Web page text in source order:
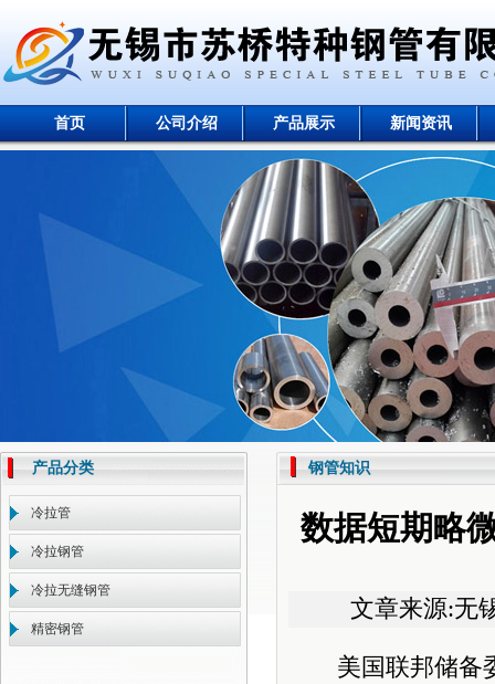
首页 公司介绍 产品展示 新闻资讯
产品分类
冷拉管
冷拉钢管
冷拉无缝钢管
精密钢管
钢管知识
数据短期略
文章来源:无
美国联邦储备